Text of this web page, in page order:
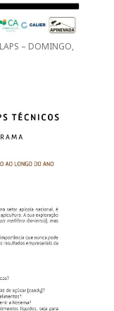
– DOMINGO,